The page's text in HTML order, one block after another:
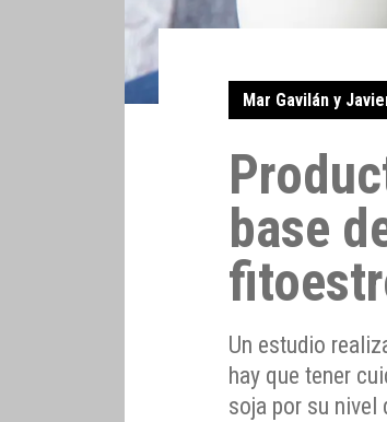
Mar Gavilán y
base
Un estudio
hay que tener
soja por su nivel